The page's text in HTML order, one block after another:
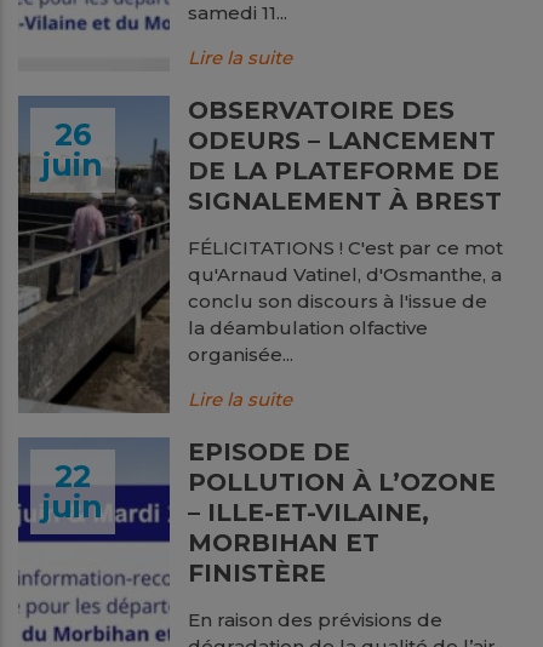
samedi 11...
Lire la suite
26
juin
OBSERVATOIRE DES
ODEURS – LANCEMENT
DE LA PLATEFORME DE
SIGNALEMENT À BREST
FÉLICITATIONS ! C'est par ce mot
qu'Arnaud Vatinel, d'Osmanthe, a
conclu son discours à l'issue de
la déambulation olfactive
organisée...
Lire la suite
22
juin
EPISODE DE
POLLUTION À L’OZONE
– ILLE-ET-VILAINE,
MORBIHAN ET
FINISTÈRE
En raison des prévisions de